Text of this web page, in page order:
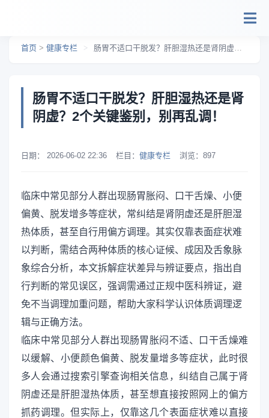
首页 > 健康专栏 > 肠胃不适口干脱发？肝胆湿热还是肾阴虚？2个关键鉴别，别再乱调！
肠胃不适口干脱发？肝胆湿热还是肾
阴虚？2个关键鉴别，别再乱调！
日期： 2026-06-02 22:36 栏目： 健康专栏 浏览： 897
临床中常见部分人群出现肠胃胀闷、口干舌燥、小便
偏黄、脱发增多等症状，常纠结是肾阴虚还是肝胆湿
热体质，甚至自行用偏方调理。其实仅靠表面症状难
以判断，需结合两种体质的核心证候、成因及舌象脉
象综合分析，本文拆解症状差异与辨证要点，指出自
行判断的常见误区，强调需通过正规中医科辨证，避
免不当调理加重问题，帮助大家科学认识体质调理逻
辑与正确方法。
临床中常见部分人群出现肠胃胀闷不适、口干舌燥难
以缓解、小便颜色偏黄、脱发量增多等症状，此时很
多人会通过搜索引擎查询相关信息，纠结自己属于肾
阴虚还是肝胆湿热体质，甚至想直接按照网上的偏方
抓药调理。但实际上，仅靠这几个表面症状难以直接